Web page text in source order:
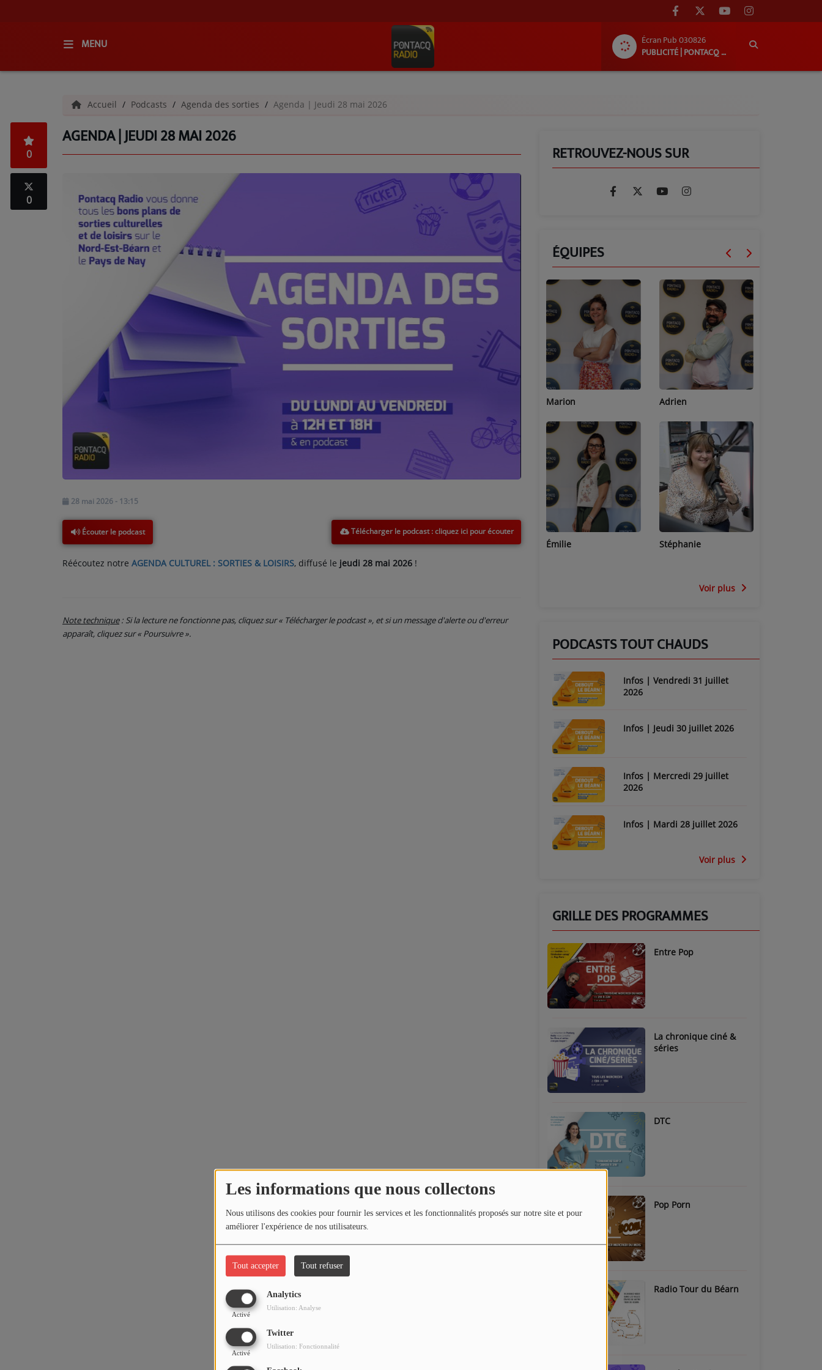
Les informations que nous collectons
Nous utilisons des cookies pour fournir les services et les fonctionnalités proposés sur notre site et pour
améliorer l'expérience de nos utilisateurs.
Tout accepter Tout refuser
Analytics
Activé
Utilisation: Analyse
Twitter
Activé
Utilisation: Fonctionnalité
MENU
Écran Pub 030826
PUBLICITÉ | PONTACQ RADIO
QUI SOMMES-NOUS ?
GRILLE DES PROGRAMMES
C'ÉTAIT QUOI CE TITRE ?
VOS ÉMISSIONS EN IMAGES
ANNONCEURS & ESPACE PRO
VOTRE PUBLICITÉ SUR PONTACQ RADIO
LOCATION DE STUDIOS
ÉDUCATION AUX MÉDIAS ET À
L'INFORMATION
EN QUOI ÇA CONSISTE ?
ÉCOUTEZ LES PRODUCTIONS
RECRUTEMENT
Accueil Podcasts Agenda des sorties Agenda | Jeudi 28 mai 2026
AGENDA | JEUDI 28 MAI 2026
0
0
28 mai 2026 - 13:15
Écouter le podcast Télécharger le podcast
Réécoutez notre AGENDA CULTUREL : SORTIES & LOISIRS, diffusé le jeudi 28 mai 2026 !
Note technique: Si la lecture ne fonctionne pas, cliquez sur « Télécharger le podcast », et si un message d'alerte ou d'erreur
apparaît, cliquez sur « Poursuivre ».
RETROUVEZ-NOUS SUR
ÉQUIPES
Marion
Émilie
Adrien
Stéphanie
Lucas
Jean-Michel
Voir plus
PODCASTS TOUT CHAUDS
Infos | Vendredi 31 juillet
2026
Infos | Jeudi 30 juillet 2026
Infos | Mercredi 29 juillet
2026
Infos | Mardi 28 juillet 2026
Voir plus
GRILLE DES PROGRAMMES
Entre Pop
La chronique ciné &
séries
DTC
Pop Porn
Radio Tour du Béarn